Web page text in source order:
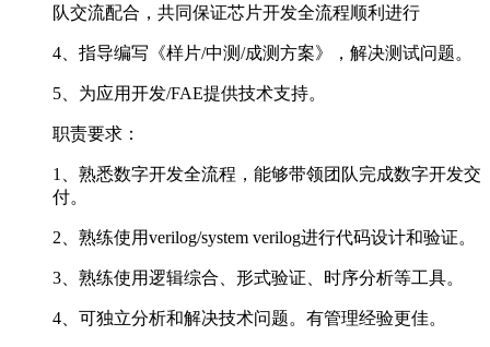
队交流配合，共同保证芯片开发全流程顺利进行
4、指导编写《样片/中测/成测方案》，解决测试问题。
5、为应用开发/FAE提供技术支持。
职责要求：
1、熟悉数字开发全流程，能够带领团队完成数字开发交
付。
2、熟练使用verilog/system verilog进行代码设计和验证。
3、熟练使用逻辑综合、形式验证、时序分析等工具。
4、可独立分析和解决技术问题。有管理经验更佳。